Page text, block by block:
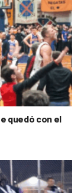
quedó con el